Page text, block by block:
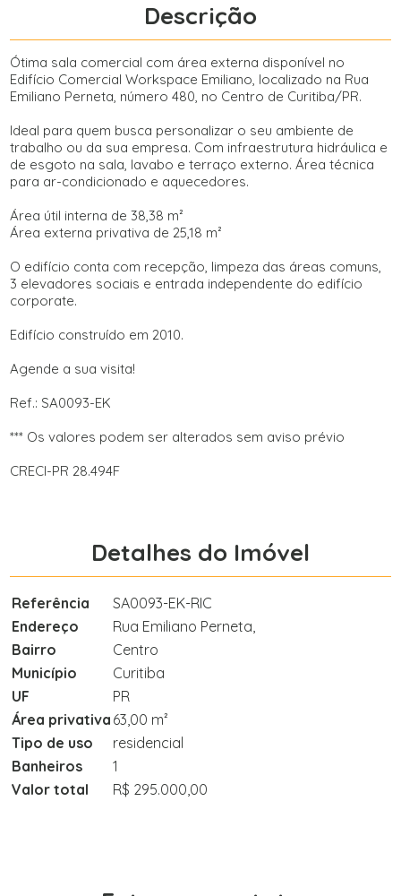
Descrição
Ótima sala comercial com área externa disponível no
Edifício Comercial Workspace Emiliano, localizado na Rua
Emiliano Perneta, número 480, no Centro de Curitiba/PR.
Ideal para quem busca personalizar o seu ambiente de
trabalho ou da sua empresa. Com infraestrutura hidráulica e
de esgoto na sala, lavabo e terraço externo. Área técnica
para ar-condicionado e aquecedores.
Área útil interna de 38,38 m²
Área externa privativa de 25,18 m²
O edifício conta com recepção, limpeza das áreas comuns,
3 elevadores sociais e entrada independente do edifício
corporate.
Edifício construído em 2010.
Agende a sua visita!
Ref.: SA0093-EK
*** Os valores podem ser alterados sem aviso prévio
CRECI-PR 28.494F
Detalhes do Imóvel
Referência
SA0093-EK-RIC
Endereço
Rua Emiliano Perneta,
Bairro
Centro
Município
Curitiba
UF
PR
Área privativa 63,00 m²
Tipo de uso
residencial
Banheiros
1
Valor total
R$ 295.000,00